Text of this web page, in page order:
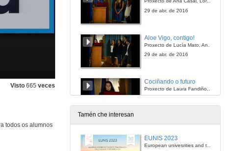
Visto 665 veces
todos os alumnos
29 de abr. de 2016
Aloe Vigo, contigo!
Proxecto de Lucía Mato, Ana García, Patricia Mondelo, Anthony Paul, David Bastos e Pablo Toirán
29 de abr. de 2016
Cociñando o futuro
Proxecto de Laura Fandiño, Mar Ferreira, Antonio García e Victor Rodríguez
Negociando co mar
29 de abr. de 2016
Tamén che interesan
EUNIS 2023
European univesrities and the digital transformation: challenges and opportunities ahead